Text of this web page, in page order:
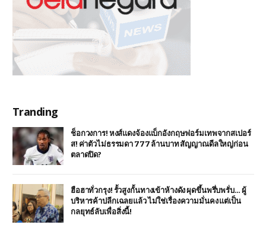
Tranding
ช็อกวงการ! หงส์แดงจ้องแบ็กอังกฤษฟอร์มเทพจากสเปอร์
ส! ค่าตัวไม่ธรรมดา 777 ล้านบาท สัญญาณดีลใหญ่ก่อน
ตลาดปิด?
ฮือฮาทั่วกรุง! รั้วสูงกั้นทางเข้าห้างดัง ผุดขึ้นพรึ่บพรั่บ… ผู้
บริหารค้าปลีกเฉลยแล้ว ไม่ใช่เรื่องความมั่นคง แต่เป็น
กลยุทธ์ลับเพื่อสิ่งนี้!